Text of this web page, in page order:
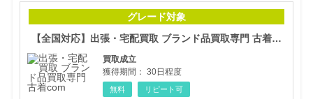
グレード対象
【全国対応】出張・宅配買取 ブランド品買取専門 古着com
買取成立
獲得期間： 30日程度
無料 リピート可